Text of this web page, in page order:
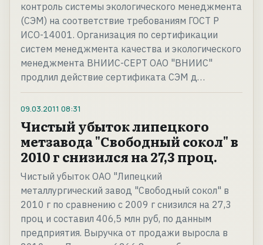
контроль системы экологического менеджмента
(СЭМ) на соответствие требованиям ГОСТ Р
ИСО-14001. Организация по сертификации
систем менеджмента качества и экологического
менеджмента ВНИИС-СЕРТ ОАО "ВНИИС"
продлил действие сертификата СЭМ д…
09.03.2011 08:31
Чистый убыток липецкого
метзавода "Свободный сокол" в
2010 г снизился на 27,3 проц.
Чистый убыток ОАО "Липецкий
металлургический завод "Свободный сокол" в
2010 г по сравнению с 2009 г снизился на 27,3
проц и составил 406,5 млн руб, по данным
предприятия. Выручка от продажи выросла в